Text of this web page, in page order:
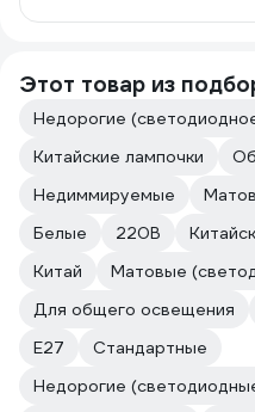
Этот товар из
Недорогие
Китайские лампочки
Недиммируемые
Белые
220В
Китай
Матовые
Для общего освещения
Е27
Стандартные
Недорогие